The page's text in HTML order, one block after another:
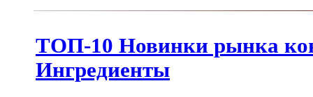
ТОП-10 Новинки рынка
Ингредиенты